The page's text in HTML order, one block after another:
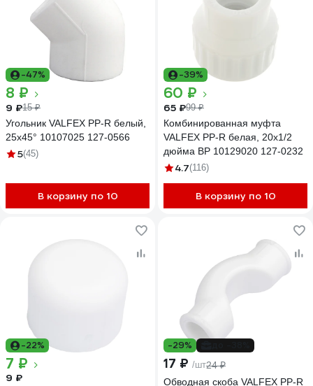
-47%
8 ₽
9 ₽15 ₽
Угольник VALFEX PP-R белый,
25х45° 10107025 127-0566
5(45)
В корзину по 10
-39%
60 ₽
65 ₽99 ₽
Комбинированная муфта
VALFEX PP-R белая, 20х1/2
дюйма ВР 10129020 127-0232
4.7(116)
В корзину по 10
-22%
7 ₽
9 ₽
-29%
17 ₽ /шт24 ₽
Обводная скоба VALFEX PP-R